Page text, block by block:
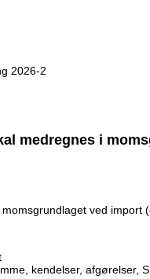
2026-2
medregnes i
ved import
kendelser, afgørelser,